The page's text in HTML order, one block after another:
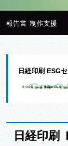
報告書 制作支援
日経印刷 ESG
日経印刷